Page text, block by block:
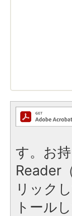
す。お
Reader
リック
トール